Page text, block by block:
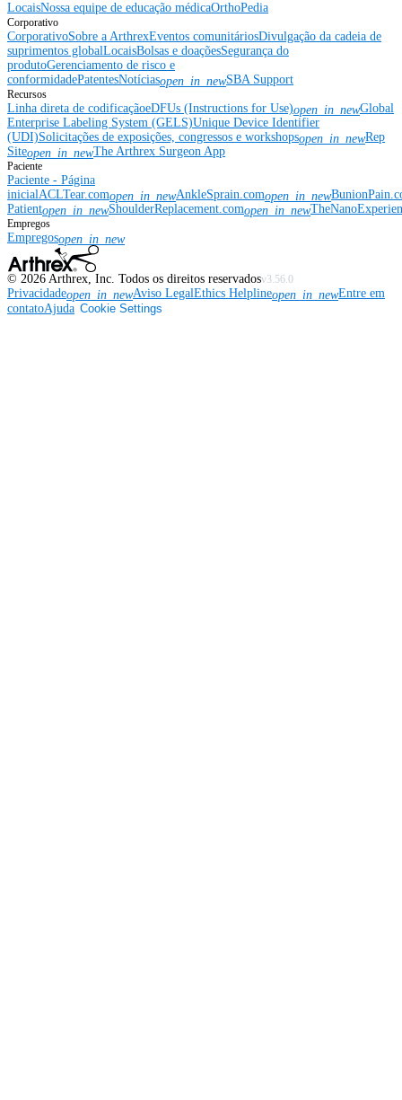
LocaisNossa equipe de educação médicaOrthoPedia
Corporativo
CorporativoSobre a ArthrexEventos comunitáriosDivulgação da cadeia de
suprimentos globalLocaisBolsas e doaçõesSegurança do
produtoGerenciamento de risco e
conformidadePatentesNotíciasopen_in_newSBA Support
Recursos
Linha direta de codificaçãoeDFUs (Instructions for Use)open_in_newGlobal
Enterprise Labeling System (GELS)Unique Device Identifier
(UDI)Solicitações de exposições, congressos e workshopsopen_in_newRep
Siteopen_in_newThe Arthrex Surgeon App
Paciente
Paciente - Página
inicial ACLTear.comopen_in_newAnkleSprain.comopen_in_new
Patientopen_in_newShoulderReplacement.comopen_in_new
Empregos
Empregosopen_in_new
© 2026 Arthrex, Inc. Todos os direitos reservadosv3.56.0
Privacidadeopen_in_newAviso LegalEthics Helplineopen_in_newEntre em
contatoAjuda Cookie Settings